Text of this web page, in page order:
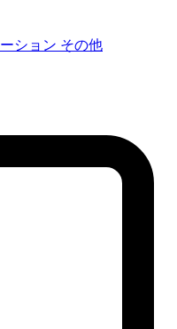
ション その他